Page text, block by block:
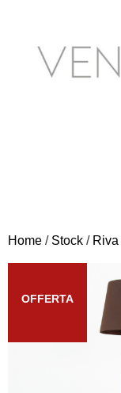
Home / Stock / Riva
OFFERTA